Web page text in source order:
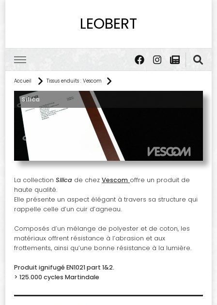
LEOBERT
Accueil Tissus enduits : Vescom
Silica
La collection Silica de chez Vescom offre un produit de
haute qualité.
Elle présente un aspect élégant à travers sa structure qui
rappelle celle d’un cuir d’agneau.
Composés d’un mélange de polyester et de coton, les
matériaux offrent résistance à l’abrasion et aux
frottements, ainsi qu’une bonne résistance à la lumière.
Produit ignifugé EN1021 part 1&2.
> 125.000 cycles Martindale